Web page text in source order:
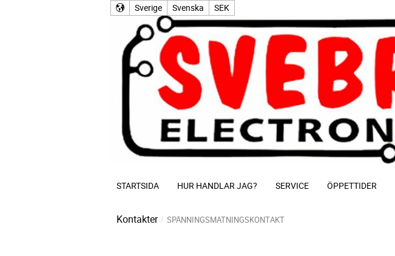
Sverige Svenska SEK
STARTSIDA HUR HANDLAR JAG? SERVICE ÖPPETTIDER
Kontakter SPÄNNINGSMATNINGSKONTAKT